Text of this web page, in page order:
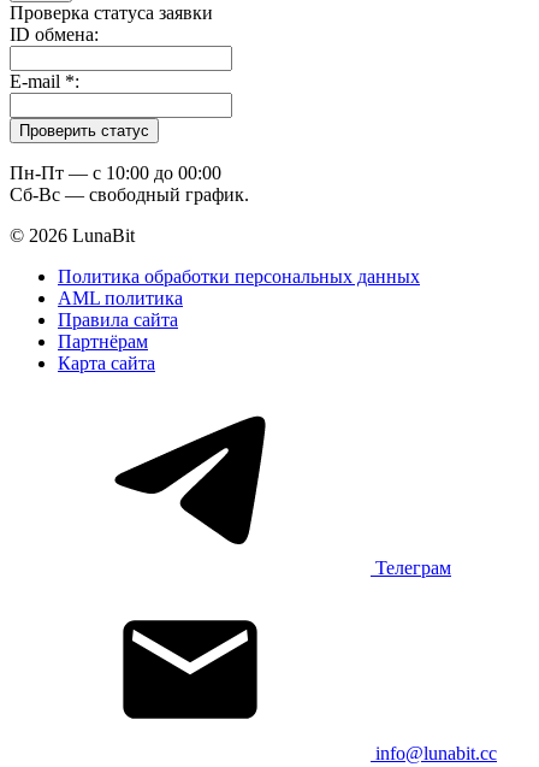
Проверка статуса заявки
ID обмена:
E-mail *:
Пн-Пт — c 10:00 до 00:00
Сб-Вс — свободный график.
© 2026 LunaBit
Политика обработки персональных данных
AML политика
Правила сайта
Партнёрам
Карта сайта
Телеграм
info@lunabit.cc